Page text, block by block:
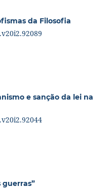
da Filosofia
e sanção da lei na
guerras”